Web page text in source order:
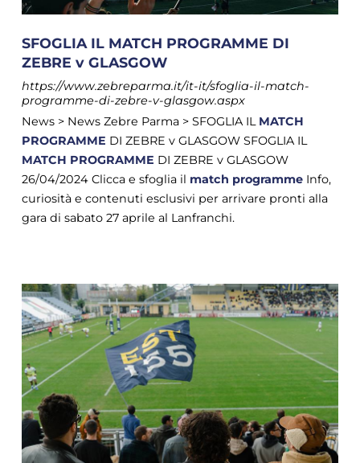
SFOGLIA IL MATCH PROGRAMME DI
ZEBRE v GLASGOW
https://www.zebreparma.it/it-it/sfoglia-il-match-
programme-di-zebre-v-glasgow.aspx
News > News Zebre Parma > SFOGLIA IL MATCH
PROGRAMME DI ZEBRE v GLASGOW SFOGLIA IL
MATCH PROGRAMME DI ZEBRE v GLASGOW
26/04/2024 Clicca e sfoglia il match programmeInfo,
curiosità e contenuti esclusivi per arrivare pronti alla
gara di sabato 27 aprile al Lanfranchi.